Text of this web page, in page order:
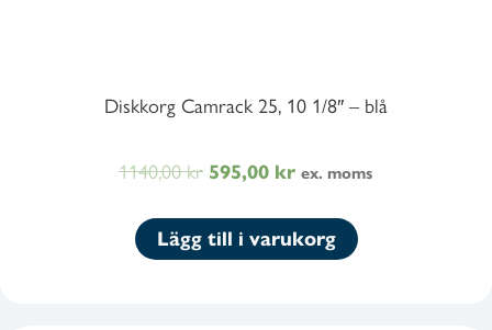
Diskkorg Camrack 25, 10 1/8″ – blå
1140,00kr Det
priset
var:
595,00 krDet
priset
är:
ex. moms
Lägg till i varukorg